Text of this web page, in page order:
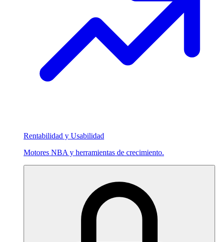
Rentabilidad y Usabilidad
Motores NBA y herramientas de crecimiento.